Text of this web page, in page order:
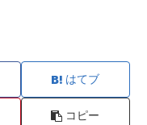
はてブ
コピー